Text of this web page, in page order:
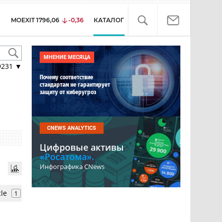
MOEXIT 1796,06 -0,36 КАТАЛОГ
▼
1
МНЕНИЕ МЕСЯЦА
Почему соответствие
стандартам не гарантирует
защиту от киберугроз
CNEWS ANALYTICS
Цифровые активы
«Росатома».
Инфографика CNews